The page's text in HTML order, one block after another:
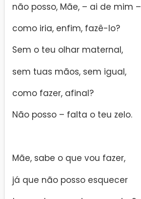
não posso, Mãe, – ai de mim –
como iria, enfim, fazê-lo?
Sem o teu olhar maternal,
sem tuas mãos, sem igual,
como fazer, afinal?
Não posso – falta o teu zelo.
Mãe, sabe o que vou fazer,
já que não posso esquecer